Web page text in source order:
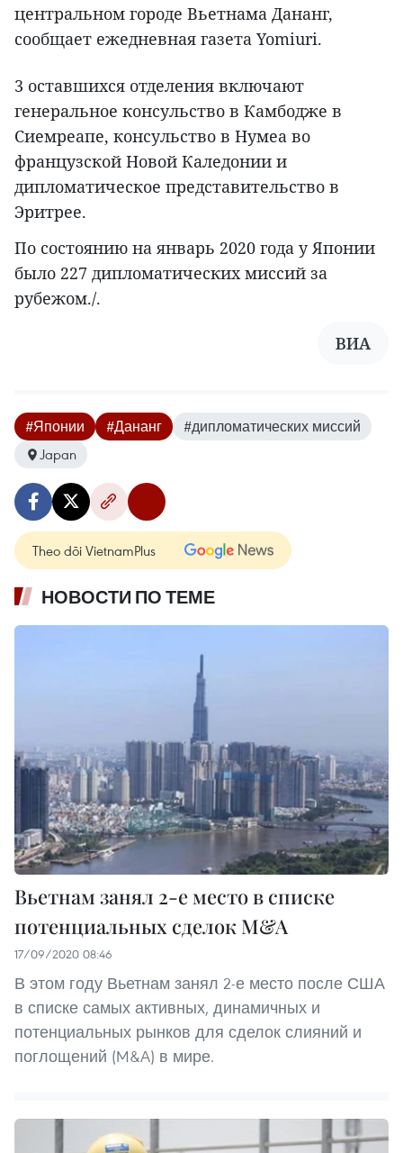
центральном городе Вьетнама Дананг,
сообщает ежедневная газета Yomiuri.
3 оставшихся отделения включают
генеральное консульство в Камбодже в
Сиемреапе, консульство в Нумеа во
французской Новой Каледонии и
дипломатическое представительство в
Эритрее.
По состоянию на январь 2020 года у Японии
было 227 дипломатических миссий за
рубежом./.
ВИА
#Японии #Дананг
#дипломатических миссий
Japan
Theo dõi VietnamPlus
НОВОСТИ ПО ТЕМЕ
Вьетнам занял 2-е место в списке
потенциальных сделок M&A
17/09/2020 08:46
В этом году Вьетнам занял 2-е место после США
в списке самых активных, динамичных и
потенциальных рынков для сделок слияний и
поглощений (M&A) в мире.